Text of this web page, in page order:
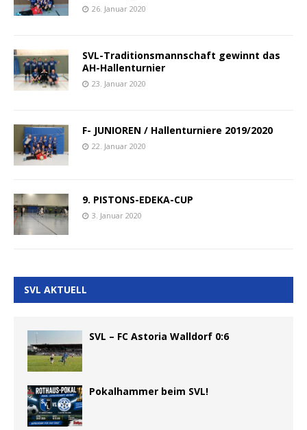
26. Januar 2020
SVL-Traditionsmannschaft gewinnt das
AH-Hallenturnier
23. Januar 2020
F- JUNIOREN / Hallenturniere 2019/2020
22. Januar 2020
9. PISTONS-EDEKA-CUP
3. Januar 2020
SVL AKTUELL
SVL – FC Astoria Walldorf 0:6
Pokalhammer beim SVL!